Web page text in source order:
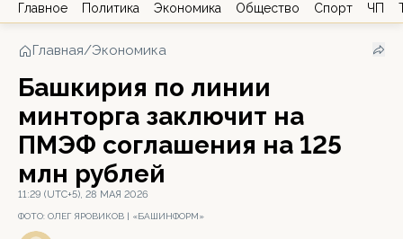
Главное Политика Экономика Общество Спорт ЧП
Главная/Экономика
Башкирия по линии
минторга заключит на
ПМЭФ соглашения на 125
млн рублей
11:29 (UTC+5), 28 МАЯ 2026
ФОТО: ОЛЕГ ЯРОВИКОВ | «БАШИНФОРМ»